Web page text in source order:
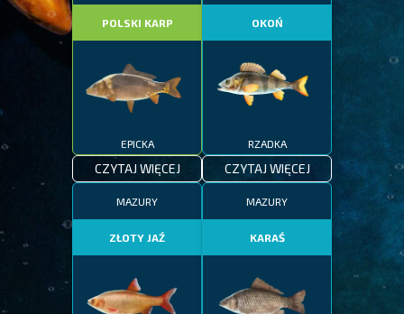
POLSKI KARP
EPICKA
CZYTAJ WIĘCEJ
OKOŃ
RZADKA
CZYTAJ WIĘCEJ
MAZURY
ZŁOTY JAŹ
MAZURY
KARAŚ